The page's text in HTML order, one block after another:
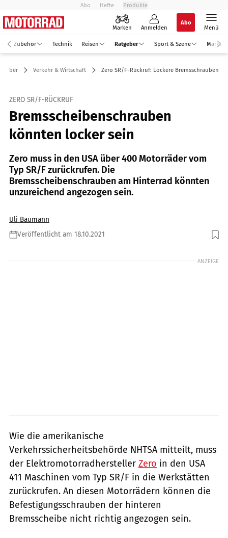
Abo Hefte Produkte
Marken Anmelden
Abo
Menü
Zubehör Technik Reisen Ratgeber Sport & Szene Markt
Verkehr & Wirtschaft Zero SR/F-Rückruf: Lockere Bremsschrauben
ZERO SR/F-RÜCKRUF
Bremsscheibenschrauben
könnten locker sein
Zero muss in den USA über 400 Motorräder vom
Typ SR/F zurückrufen. Die
Bremsscheibenschrauben am Hinterrad könnten
unzureichend angezogen sein.
Uli Baumann
Veröffentlicht am 18.10.2021
Foto: Volker Rost
ANZEIGE
Wie die amerikanische
Verkehrssicherheitsbehörde NHTSA mitteilt, muss
der Elektromotorradhersteller Zero in den USA
411 Maschinen vom Typ SR/F in die Werkstätten
zurückrufen. An diesen Motorrädern können die
Befestigungsschrauben der hinteren
Bremsscheibe nicht richtig angezogen sein.